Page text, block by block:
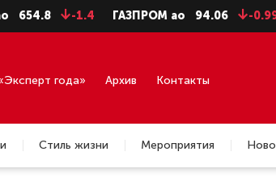
-1.4 ГАЗПРОМ ао 94.06 -0.99
года» Архив Контакты
Стиль жизни Мероприятия